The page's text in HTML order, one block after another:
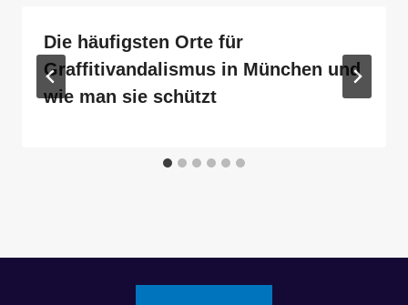
Die häufigsten Orte für
Graffitivandalismus in München und
wie man sie schützt